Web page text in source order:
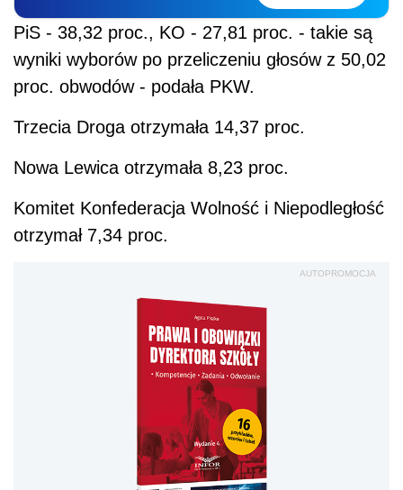
PiS - 38,32 proc., KO - 27,81 proc. - takie są
wyniki wyborów po przeliczeniu głosów z 50,02
proc. obwodów - podała PKW.
Trzecia Droga otrzymała 14,37 proc.
Nowa Lewica otrzymała 8,23 proc.
Komitet Konfederacja Wolność i Niepodległość
otrzymał 7,34 proc.
AUTOPROMOCJA